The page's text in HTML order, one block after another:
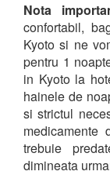
Nota
confortabil,
Kyoto si ne
pentru 1
in Kyoto la
hainele de
si strictul
medicamente
trebuie
dimineata